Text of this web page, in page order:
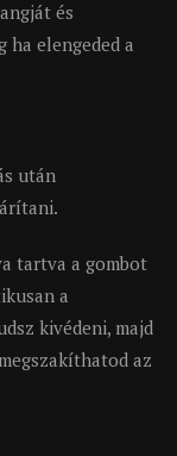
és
ha elengeded a
után
tartva a gombot
a
kivédeni, majd
az